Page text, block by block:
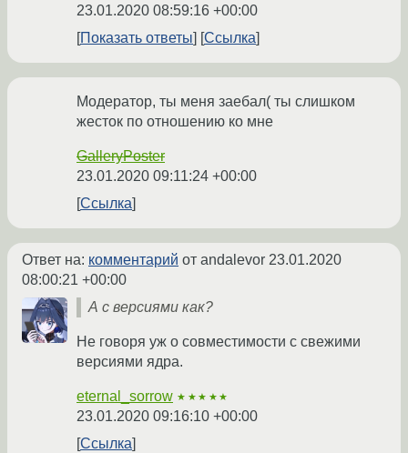
23.01.2020 08:59:16 +00:00
Показать ответы
Ссылка
Модератор, ты меня заебал( ты слишком
жесток по отношению ко мне
GalleryPoster
23.01.2020 09:11:24 +00:00
Ссылка
Ответ на: комментарий от andalevor 23.01.2020
08:00:21 +00:00
А с версиями как?
Не говоря уж о совместимости с свежими
версиями ядра.
eternal_sorrow ★★★★★
23.01.2020 09:16:10 +00:00
Ссылка